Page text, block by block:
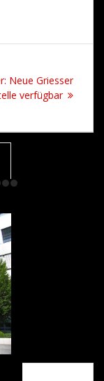
Nächster
Beitrag:
Neue Griesser
verfügbar